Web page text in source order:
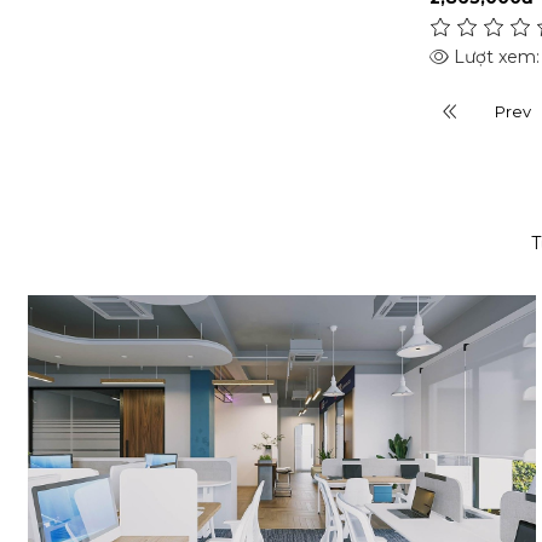
Lượt xem:
Prev
DECOR NHÀ CỬA
CHÂN BÀN
ĐỒ DÙNG NỘI THẤT
KỆ TRANG TRÍ
ĐÈN NỘI THẤT
SET KHEY TRÀ BÁNH